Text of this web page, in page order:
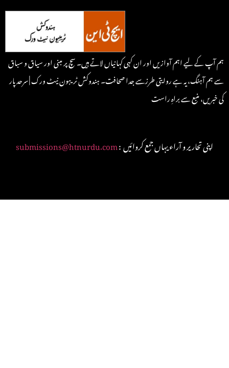
ہم آپ کے لیے اہم آوازیں اور ان کہی کہانیاں لاتے ہیں۔ سچ پر مبنی اور سیاق و سباق
سے ہم آہنگ، یہ ہے روایتی طرزسے جدا صحافت۔ ہندوکش ٹریبون نیٹ ورک | سرحد پار
کی خبریں، منبع سے براہِ راست
submissions@htnurdu.com : اپنی تحاریر و آراء یہاں جمع کروائیں